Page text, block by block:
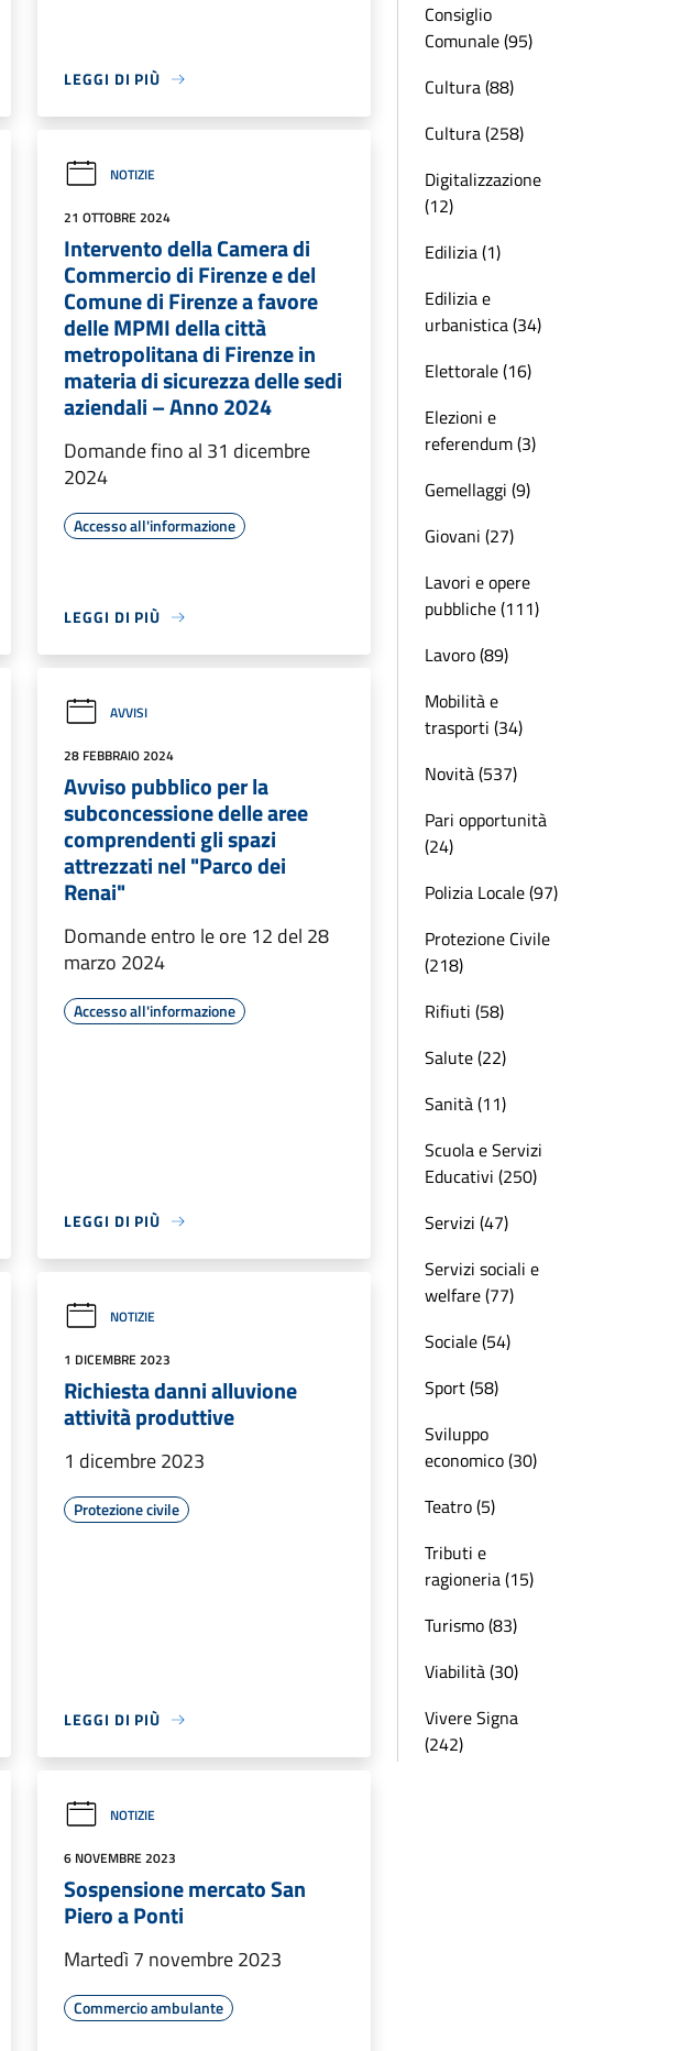
LEGGI DI PIÙ
NOTIZIE
21 OTTOBRE 2024
Intervento della Camera di
Commercio di Firenze e del
Comune di Firenze a favore
delle MPMI della città
metropolitana di Firenze in
materia di sicurezza delle sedi
aziendali – Anno 2024
Domande fino al 31 dicembre
2024
Accesso all'informazione
LEGGI DI PIÙ
AVVISI
28 FEBBRAIO 2024
Avviso pubblico per la
subconcessione delle aree
comprendenti gli spazi
attrezzati nel "Parco dei
Renai"
Domande entro le ore 12 del 28
marzo 2024
Accesso all'informazione
LEGGI DI PIÙ
NOTIZIE
1 DICEMBRE 2023
Richiesta danni alluvione
attività produttive
1 dicembre 2023
Protezione civile
LEGGI DI PIÙ
NOTIZIE
6 NOVEMBRE 2023
Sospensione mercato San
Piero a Ponti
Martedì 7 novembre 2023
Commercio ambulante
Consiglio
Comunale (95)
Cultura (88)
Cultura (258)
Digitalizzazione
(12)
Edilizia (1)
Edilizia e
urbanistica (34)
Elettorale (16)
Elezioni e
referendum (3)
Gemellaggi (9)
Giovani (27)
Lavori e opere
pubbliche (111)
Lavoro (89)
Mobilità e
trasporti (34)
Novità (537)
Pari opportunità
(24)
Polizia Locale (97)
Protezione Civile
(218)
Rifiuti (58)
Salute (22)
Sanità (11)
Scuola e Servizi
Educativi (250)
Servizi (47)
Servizi sociali e
welfare (77)
Sociale (54)
Sport (58)
Sviluppo
economico (30)
Teatro (5)
Tributi e
ragioneria (15)
Turismo (83)
Viabilità (30)
Vivere Signa
(242)